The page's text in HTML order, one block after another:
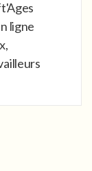
ligne